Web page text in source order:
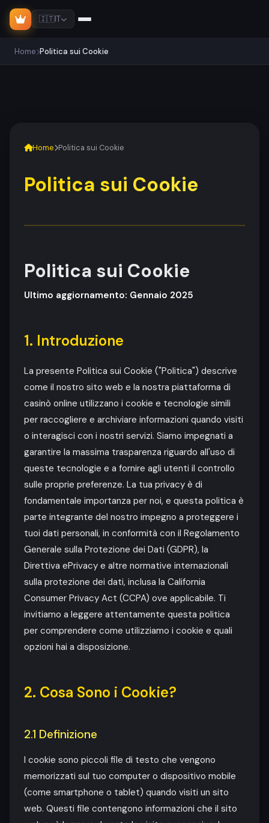
🇮🇹IT
Home Politica sui Cookie
Home Politica sui Cookie
Politica sui Cookie
Politica sui Cookie
Ultimo aggiornamento: Gennaio 2025
1. Introduzione
La presente Politica sui Cookie ("Politica") descrive
come il nostro sito web e la nostra piattaforma di
casinò online utilizzano i cookie e tecnologie simili
per raccogliere e archiviare informazioni quando visiti
o interagisci con i nostri servizi. Siamo impegnati a
garantire la massima trasparenza riguardo all'uso di
queste tecnologie e a fornire agli utenti il controllo
sulle proprie preferenze. La tua privacy è di
fondamentale importanza per noi, e questa politica è
parte integrante del nostro impegno a proteggere i
tuoi dati personali, in conformità con il Regolamento
Generale sulla Protezione dei Dati (GDPR), la
Direttiva ePrivacy e altre normative internazionali
sulla protezione dei dati, inclusa la California
Consumer Privacy Act (CCPA) ove applicabile. Ti
invitiamo a leggere attentamente questa politica
per comprendere come utilizziamo i cookie e quali
opzioni hai a disposizione.
2. Cosa Sono i Cookie?
2.1 Definizione
I cookie sono piccoli file di testo che vengono
memorizzati sul tuo computer o dispositivo mobile
(come smartphone o tablet) quando visiti un sito
web. Questi file contengono informazioni che il sito